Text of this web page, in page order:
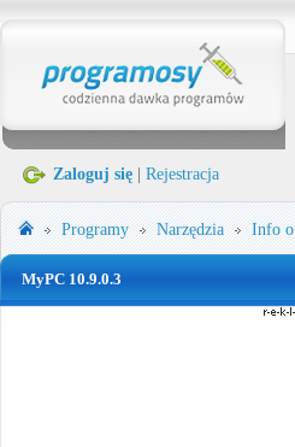
Zaloguj się Rejestracja
Programy Narzędzia Info o
MyPC 10.9.0.3